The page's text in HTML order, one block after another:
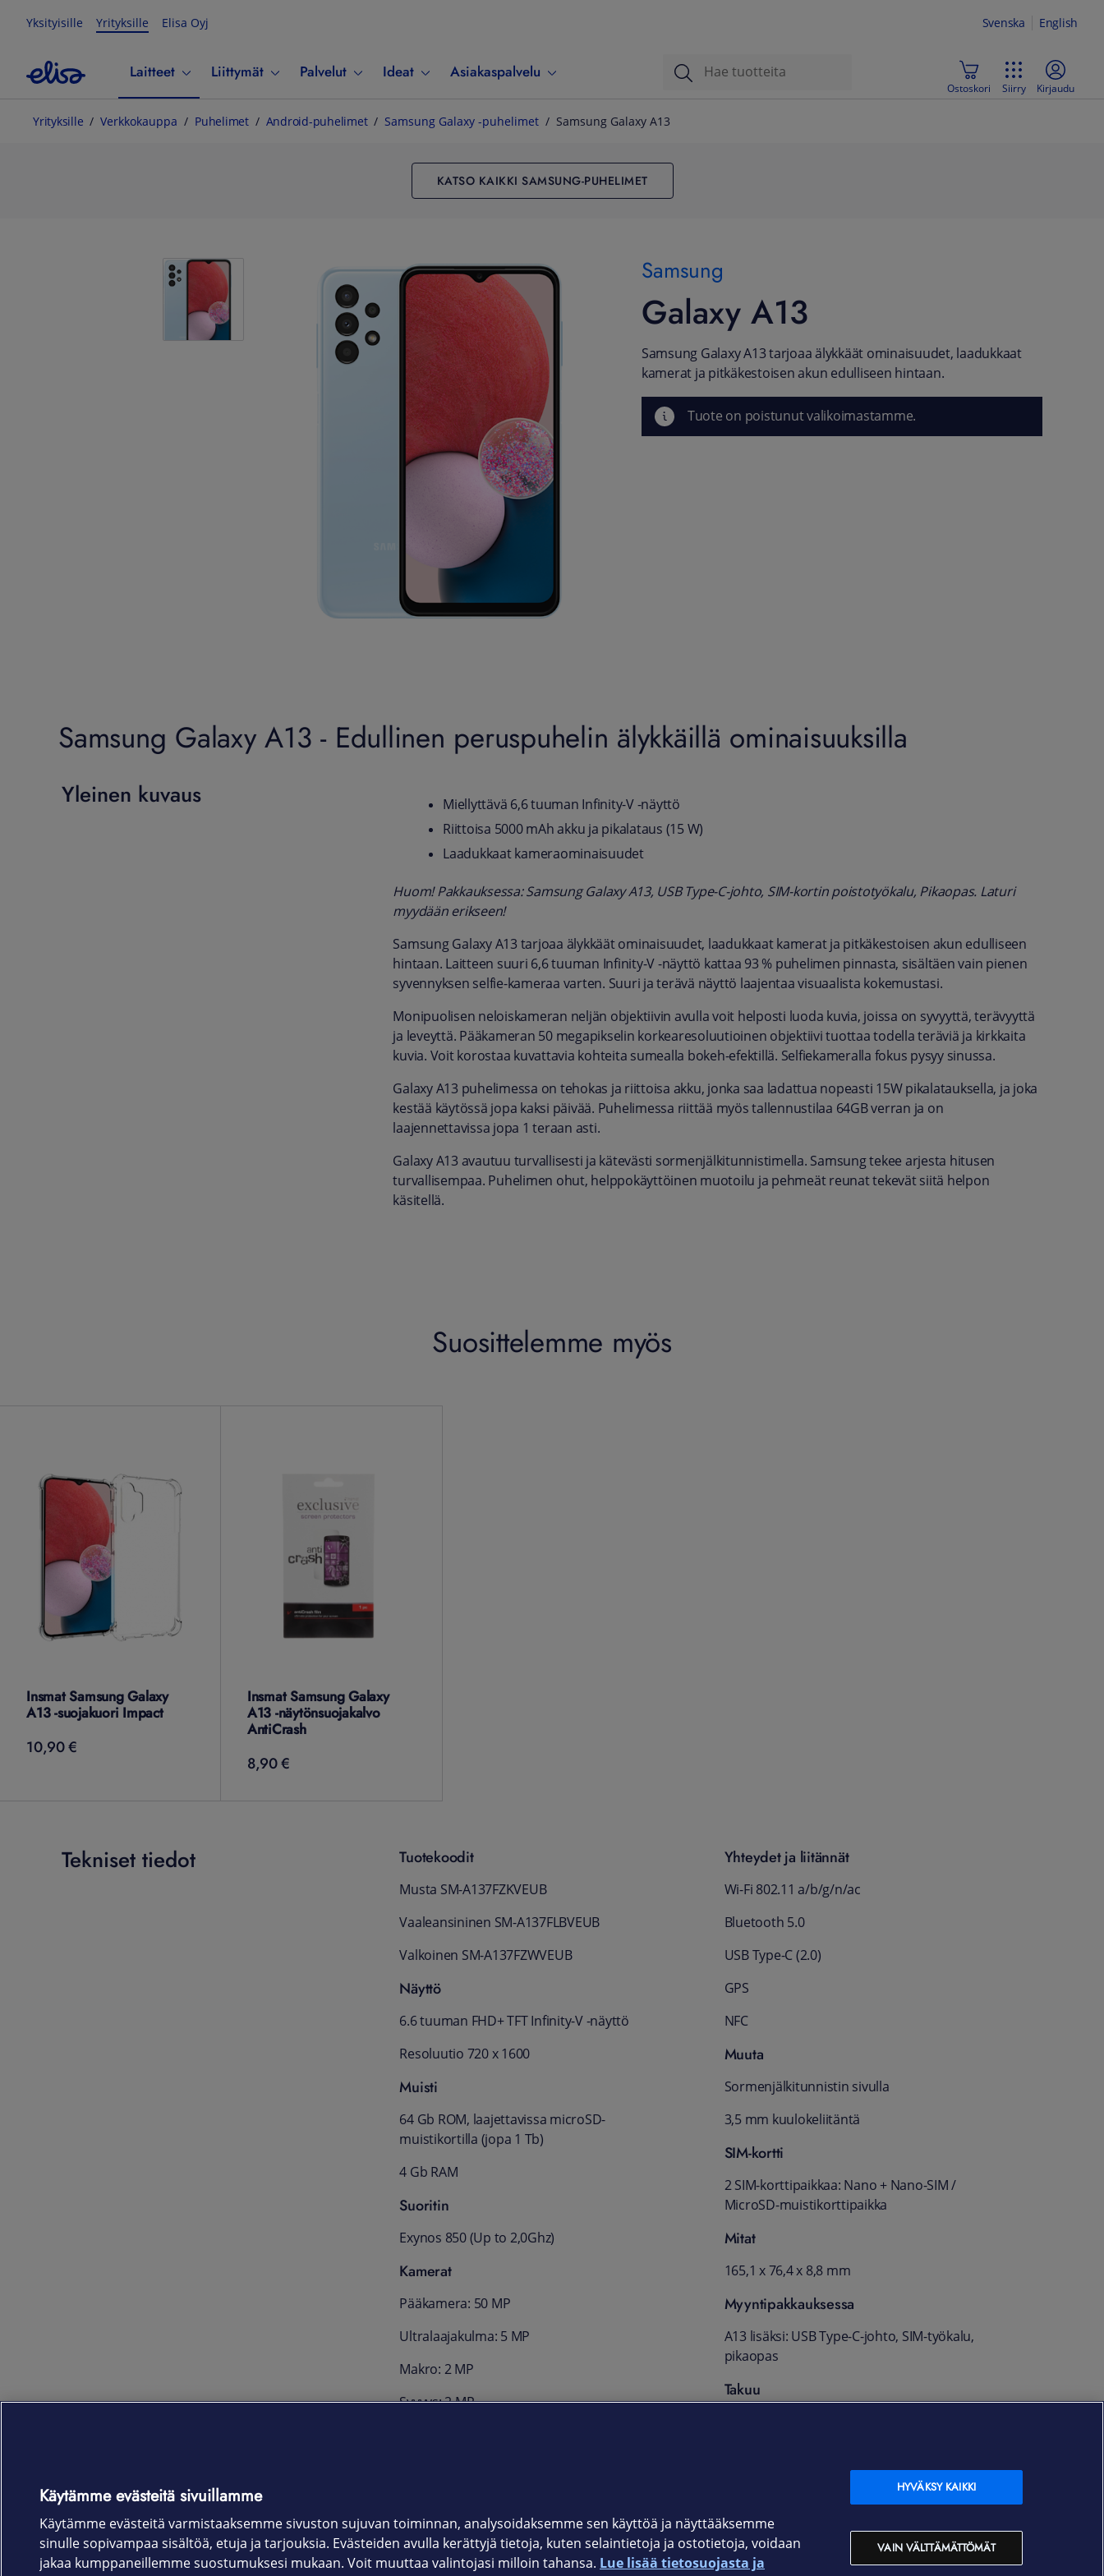
Yksityisille Yrityksille Elisa Oyj Svenska English
Laitteet Liittymät Palvelut Ideat Asiakaspalvelu
Ostoskori Siirry Kirjaudu
Yrityksille Verkkokauppa Puhelimet Android-puhelimet Samsung Galaxy -puhelimet Samsung Galaxy A13
KATSO KAIKKI SAMSUNG-PUHELIMET
Samsung
Galaxy A13
Samsung Galaxy A13 tarjoaa älykkäät ominaisuudet, laadukkaat
kamerat ja pitkäkestoisen akun edulliseen hintaan.
Tuote on poistunut valikoimastamme.
Samsung Galaxy A13 - Edullinen peruspuhelin älykkäillä ominaisuuksilla
Yleinen kuvaus
Miellyttävä 6,6 tuuman Infinity-V -näyttö
Riittoisa 5000 mAh akku ja pikalataus (15 W)
Laadukkaat kameraominaisuudet
Huom! Pakkauksessa: Samsung Galaxy A13, USB Type-C-johto, SIM-kortin poistotyökalu, Pikaopas. Laturi
myydään erikseen!
Samsung Galaxy A13 tarjoaa älykkäät ominaisuudet, laadukkaat kamerat ja pitkäkestoisen akun edulliseen
hintaan. Laitteen suuri 6,6 tuuman Infinity-V -näyttö kattaa 93 % puhelimen pinnasta, sisältäen vain pienen
syvennyksen selfie-kameraa varten. Suuri ja terävä näyttö laajentaa visuaalista kokemustasi.
Monipuolisen neloiskameran neljän objektiivin avulla voit helposti luoda kuvia, joissa on syvyyttä, terävyyttä
ja leveyttä. Pääkameran 50 megapikselin korkearesoluutioinen objektiivi tuottaa todella teräviä ja kirkkaita
kuvia. Voit korostaa kuvattavia kohteita sumealla bokeh-efektillä. Selfiekameralla fokus pysyy sinussa.
Galaxy A13 puhelimessa on tehokas ja riittoisa akku, jonka saa ladattua nopeasti 15W pikalatauksella, ja joka
kestää käytössä jopa kaksi päivää. Puhelimessa riittää myös tallennustilaa 64GB verran ja on
laajennettavissa jopa 1 teraan asti.
Galaxy A13 avautuu turvallisesti ja kätevästi sormenjälkitunnistimella. Samsung tekee arjesta hitusen
turvallisempaa. Puhelimen ohut, helppokäyttöinen muotoilu ja pehmeät reunat tekevät siitä helpon
käsitellä.
Suosittelemme myös
Insmat Samsung Galaxy
A13 -suojakuori Impact
10,90 €
10,90€
Insmat Samsung Galaxy
A13 -näytönsuojakalvo
AntiCrash
8,90 €
8,90€
Tekniset tiedot Tuotekoodit
Musta SM-A137FZKVEUB
Vaaleansininen SM-A137FLBVEUB
Valkoinen SM-A137FZWVEUB
Näyttö
6.6 tuuman FHD+ TFT Infinity-V -näyttö
Resoluutio 720 x 1600
Muisti
64 Gb ROM, laajettavissa microSD-
muistikortilla (jopa 1 Tb)
4 Gb RAM
Suoritin
Exynos 850 (Up to 2,0Ghz)
Kamerat
Pääkamera: 50 MP
Ultralaajakulma: 5 MP
Makro: 2 MP
Syvyys: 2 MP
Yhteydet ja liitännät
Wi-Fi 802.11 a/b/g/n/ac
Bluetooth 5.0
USB Type-C (2.0)
GPS
NFC
Muuta
Sormenjälkitunnistin sivulla
3,5 mm kuulokeliitäntä
SIM-kortti
2 SIM-korttipaikkaa: Nano + Nano-SIM /
MicroSD-muistikorttipaikka
Mitat
165,1 x 76,4 x 8,8 mm
Myyntipakkauksessa
A13 lisäksi: USB Type-C-johto, SIM-työkalu,
pikaopas
Takuu
Käytämme evästeitä sivuillamme
Käytämme evästeitä varmistaaksemme sivuston sujuvan toiminnan, analysoidaksemme sen käyttöä ja näyttääksemme
sinulle sopivampaa sisältöä, etuja ja tarjouksia. Evästeiden avulla kerättyjä tietoja, kuten selaintietoja ja ostotietoja, voidaan
jakaa kumppaneillemme suostumuksesi mukaan. Voit muuttaa valintojasi milloin tahansa. Lue lisää tietosuojasta ja
VAIN VÄLTTÄMÄTTÖMÄT
HYVÄKSY KAIKKI